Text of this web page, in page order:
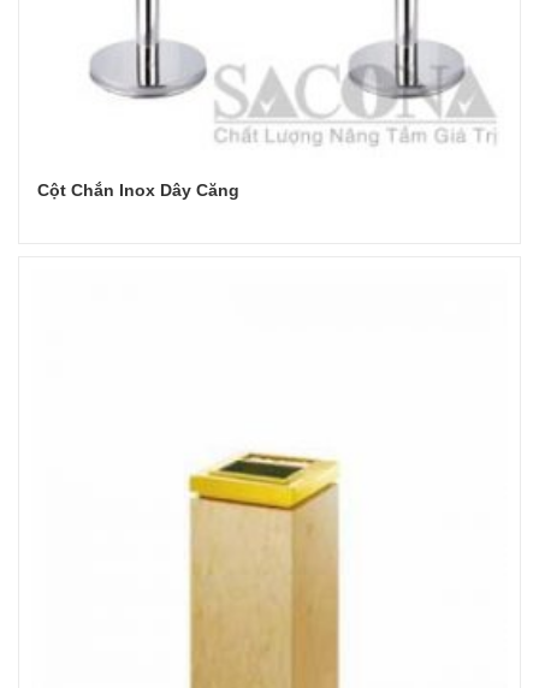
Cột Chắn Inox Dây Căng